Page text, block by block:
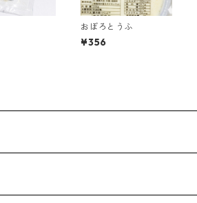
おぼろとうふ
¥356